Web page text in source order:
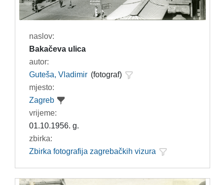
naslov:
Bakačeva ulica
autor:
Guteša, Vladimir (fotograf)
mjesto:
Zagreb
vrijeme:
01.10.1956. g.
zbirka:
Zbirka fotografija zagrebačkih vizura